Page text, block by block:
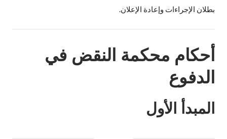
بطلان الإجراءات وإعادة الإعلان.
أحكام محكمة النقض في
الدفوع
المبدأ الأول